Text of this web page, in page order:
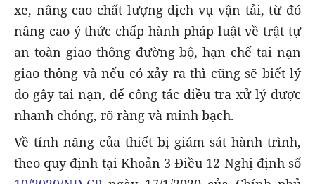
xe, nâng cao chất lượng dịch vụ vận tải, từ đó
nâng cao ý thức chấp hành pháp luật về trật tự
an toàn giao thông đường bộ, hạn chế tai nạn
giao thông và nếu có xảy ra thì cũng sẽ biết lý
do gây tai nạn, để công tác điều tra xử lý được
nhanh chóng, rõ ràng và minh bạch.
Về tính năng của thiết bị giám sát hành trình,
theo quy định tại Khoản 3 Điều 12 Nghị định số